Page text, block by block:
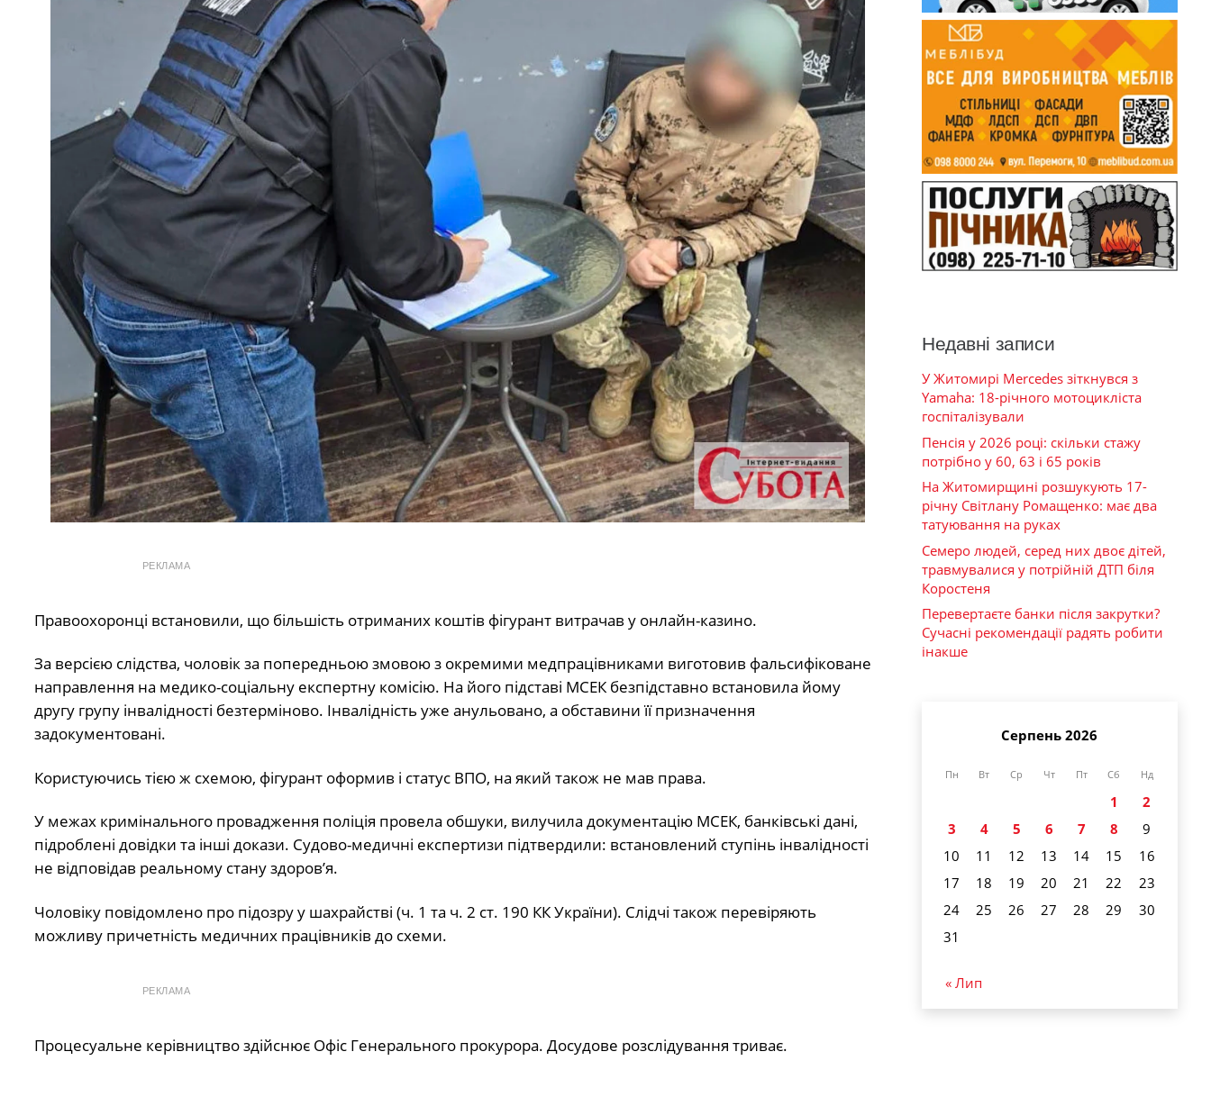
РЕКЛАМА
Правоохоронці встановили, що більшість отриманих коштів фігурант витрачав у онлайн-казино.
За версією слідства, чоловік за попередньою змовою з окремими медпрацівниками виготовив фальсифіковане
направлення на медико-соціальну експертну комісію. На його підставі МСЕК безпідставно встановила йому
другу групу інвалідності безтерміново. Інвалідність уже анульовано, а обставини її призначення
задокументовані.
Користуючись тією ж схемою, фігурант оформив і статус ВПО, на який також не мав права.
У межах кримінального провадження поліція провела обшуки, вилучила документацію МСЕК, банківські дані,
підроблені довідки та інші докази. Судово-медичні експертизи підтвердили: встановлений ступінь інвалідності
не відповідав реальному стану здоров’я.
Чоловіку повідомлено про підозру у шахрайстві (ч. 1 та ч. 2 ст. 190 КК України). Слідчі також перевіряють
можливу причетність медичних працівників до схеми.
РЕКЛАМА
Процесуальне керівництво здійснює Офіс Генерального прокурора. Досудове розслідування триває.
Недавні записи
У Житомирі Mercedes зіткнувся з
Yamaha: 18-річного мотоцикліста
госпіталізували
Пенсія у 2026 році: скільки стажу
потрібно у 60, 63 і 65 років
На Житомирщині розшукують 17-
річну Світлану Ромащенко: має два
татуювання на руках
Семеро людей, серед них двоє дітей,
травмувалися у потрійній ДТП біля
Коростеня
Перевертаєте банки після закрутки?
Сучасні рекомендації радять робити
інакше
Серпень 2026
Пн Вт Ср Чт Пт Сб Нд
1
2
3
4 5 6 7 8
9
10
11 12 13 14 15
16
17
18 19 20 21 22
23
24
25 26 27 28 29
30
31
« Лип